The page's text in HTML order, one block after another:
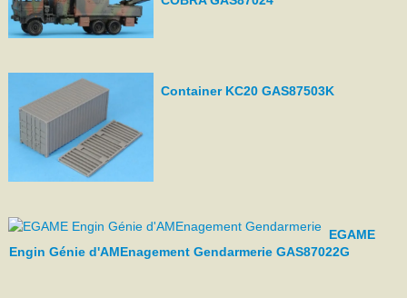
Container KC20 GAS87503K
EGAME
Engin Génie d'AMEnagement Gendarmerie GAS87022G